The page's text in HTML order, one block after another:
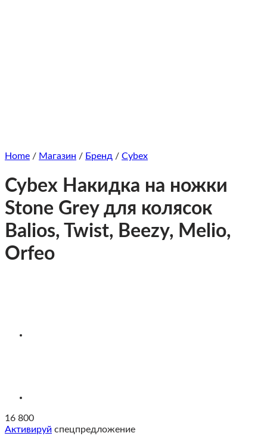
Home / Магазин / Бренд / Cybex
Cybex Накидка на ножки
Stone Grey для колясок
Balios, Twist, Beezy, Melio,
Orfeo
16 800
Активируй спецпредложение